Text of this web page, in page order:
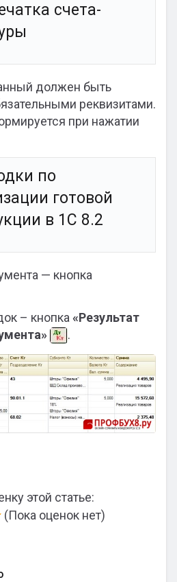
счета-
должен быть
реквизитами.
при нажатии
по
готовой
в 1С 8.2
— кнопка
– кнопка «Результат
.
этой статье:
(Пока оценок нет)